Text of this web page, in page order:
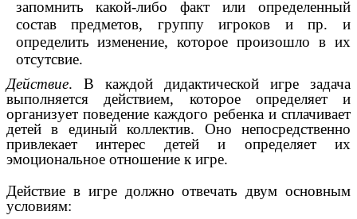
запомнить какой-либо факт или определенный
состав предметов, группу игроков и пр. и
определить изменение, которое произошло в их
отсутсвие.
Действие. В каждой дидактической игре задача
выполняется действием, которое определяет и
организует поведение каждого ребенка и сплачивает
детей в единый коллектив. Оно непосредственно
привлекает интерес детей и определяет их
эмоциональное отношение к игре.
Действие в игре должно отвечать двум основным
условиям: